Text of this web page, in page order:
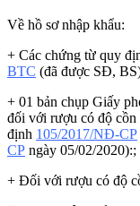
Về hồ sơ nhập khẩu:
+ Các chứng từ quy
BTC (đã được SĐ,
+ 01 bản chụp Giấy
đối với rượu có độ
định 105/2017/NĐ-CP
CP ngày 05/02/2020):;
+ Đối với rượu có độ